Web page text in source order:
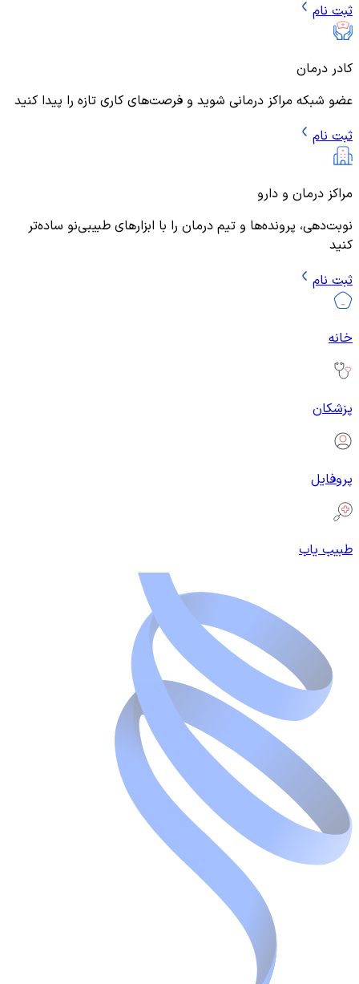
ثبت نام
کادر درمان
عضو شبکه مراکز درمانی شوید و فرصت‌های کاری تازه را پیدا کنید
ثبت نام
مراکز درمان و دارو
نوبت‌دهی، پرونده‌ها و تیم درمان را با ابزارهای طبیبی‌نو ساده‌تر
کنید
ثبت نام
خانه
پزشکان
پروفایل
طبیب یاب